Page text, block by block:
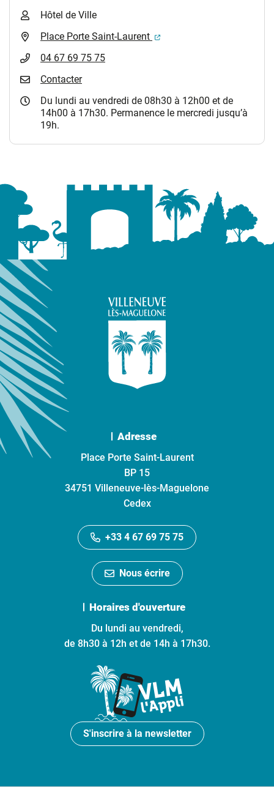
Hôtel de Ville
Place Porte Saint-Laurent
(ouverture dans un
04 67 69 75 75
Contacter
Du lundi au vendredi de 08h30 à 12h00 et de
14h00 à 17h30. Permanence le mercredi jusqu’à
19h.
Adresse
Place Porte Saint-Laurent
BP 15
34751 Villeneuve-lès-Maguelone
Cedex
+33 4 67 69 75 75
Nous écrire
Horaires d'ouverture
Du lundi au vendredi,
de 8h30 à 12h et de 14h à 17h30.
S'inscrire à la newsletter